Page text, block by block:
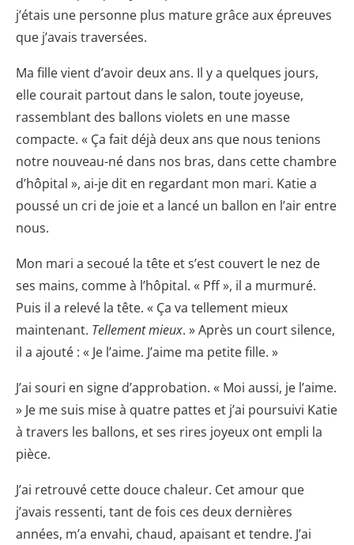
j’étais une personne plus mature grâce aux épreuves
que j’avais traversées.
Ma fille vient d’avoir deux ans. Il y a quelques jours,
elle courait partout dans le salon, toute joyeuse,
rassemblant des ballons violets en une masse
compacte. « Ça fait déjà deux ans que nous tenions
notre nouveau-né dans nos bras, dans cette chambre
d’hôpital », ai-je dit en regardant mon mari. Katie a
poussé un cri de joie et a lancé un ballon en l’air entre
nous.
Mon mari a secoué la tête et s’est couvert le nez de
ses mains, comme à l’hôpital. « Pff », il a murmuré.
Puis il a relevé la tête. « Ça va tellement mieux
maintenant. Tellement mieux. » Après un court silence,
il a ajouté : « Je l’aime. J’aime ma petite fille. »
J’ai souri en signe d’approbation. « Moi aussi, je l’aime.
» Je me suis mise à quatre pattes et j’ai poursuivi Katie
à travers les ballons, et ses rires joyeux ont empli la
pièce.
J’ai retrouvé cette douce chaleur. Cet amour que
j’avais ressenti, tant de fois ces deux dernières
années, m’a envahi, chaud, apaisant et tendre. J’ai